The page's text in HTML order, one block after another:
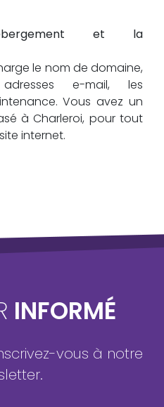
et la
le nom de domaine,
e-mail, les
Vous avez un
à Charleroi, pour tout
internet.
INFORMÉ
vous à notre